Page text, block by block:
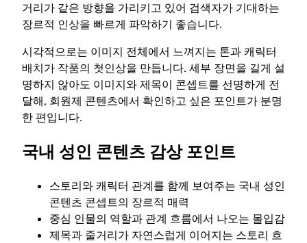
거리가 같은 방향을 가리키고 있어 검색자가 기대하는
장르적 인상을 빠르게 파악하기 좋습니다.
시각적으로는 이미지 전체에서 느껴지는 톤과 캐릭터
배치가 작품의 첫인상을 만듭니다. 세부 장면을 길게 설
명하지 않아도 이미지와 제목이 콘셉트를 선명하게 전
달해, 회원제 콘텐츠에서 확인하고 싶은 포인트가 분명
한 편입니다.
국내 성인 콘텐츠 감상 포인트
스토리와 캐릭터 관계를 함께 보여주는 국내 성인
콘텐츠 콘셉트의 장르적 매력
중심 인물의 역할과 관계 흐름에서 나오는 몰입감
제목과 줄거리가 자연스럽게 이어지는 스토리 흐